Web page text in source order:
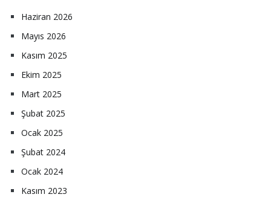
Haziran 2026
Mayıs 2026
Kasım 2025
Ekim 2025
Mart 2025
Şubat 2025
Ocak 2025
Şubat 2024
Ocak 2024
Kasım 2023